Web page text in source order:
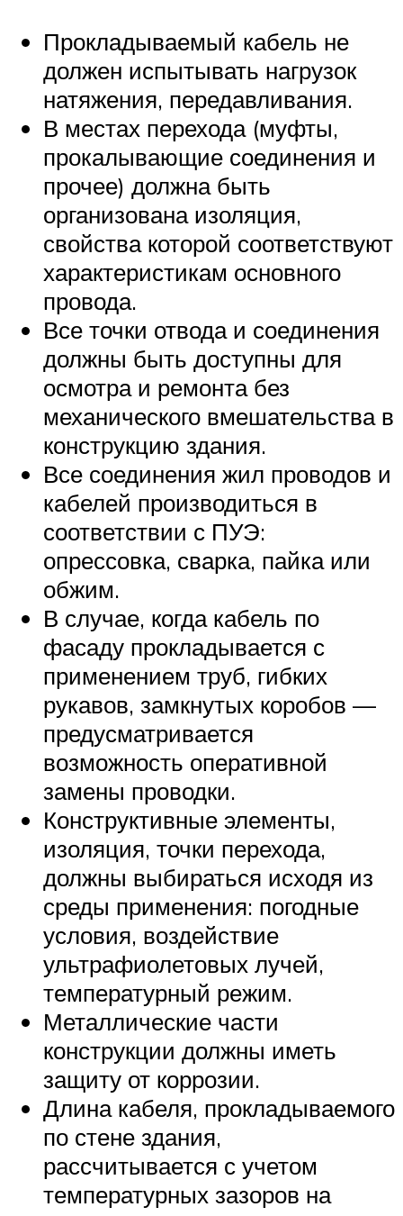
Прокладываемый кабель не
должен испытывать нагрузок
натяжения, передавливания.
В местах перехода (муфты,
прокалывающие соединения и
прочее) должна быть
организована изоляция,
свойства которой соответствуют
характеристикам основного
провода.
Все точки отвода и соединения
должны быть доступны для
осмотра и ремонта без
механического вмешательства в
конструкцию здания.
Все соединения жил проводов и
кабелей производиться в
соответствии с ПУЭ:
опрессовка, сварка, пайка или
обжим.
В случае, когда кабель по
фасаду прокладывается с
применением труб, гибких
рукавов, замкнутых коробов —
предусматривается
возможность оперативной
замены проводки.
Конструктивные элементы,
изоляция, точки перехода,
должны выбираться исходя из
среды применения: погодные
условия, воздействие
ультрафиолетовых лучей,
температурный режим.
Металлические части
конструкции должны иметь
защиту от коррозии.
Длина кабеля, прокладываемого
по стене здания,
рассчитывается с учетом
температурных зазоров на